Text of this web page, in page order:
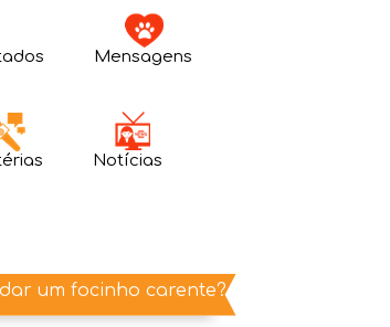
Mensagens
Notícias
um focinho carente?